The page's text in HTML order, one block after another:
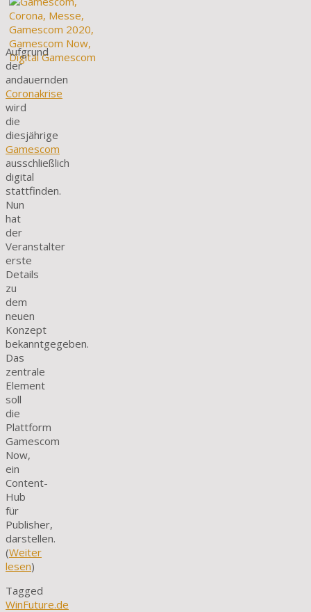
Aufgrund
der
andauernden
Coronakrise
wird
die
diesjährige
Gamescom
ausschließlich
digital
stattfinden.
Nun
hat
der
Veranstalter
erste
Details
zu
dem
neuen
Konzept
bekanntgegeben.
Das
zentrale
Element
soll
die
Plattform
Gamescom
Now,
ein
Content-
Hub
für
Publisher,
darstellen.
(Weiter
lesen)
Tagged
WinFuture.de